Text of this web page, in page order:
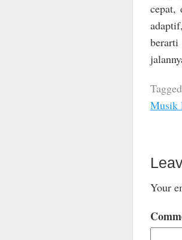
cepat,
berarti
Musik
Your